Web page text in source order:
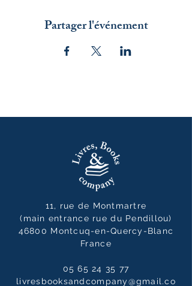
Partager l'événement
11, rue de Montmartre
(main entrance rue du Pendillou)
46800 Montcuq-en-Quercy-Blanc
France
05 65 24 35 77
livresbooksandcompany@gmail.co